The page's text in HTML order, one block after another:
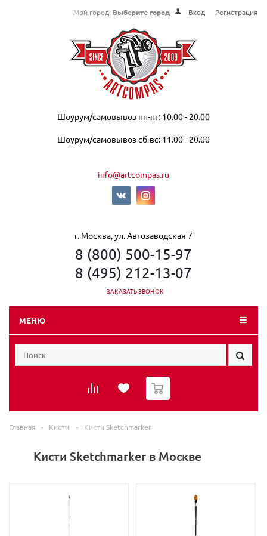
Мой город: Выберите город Вход Регистрация
Шоурум/самовывоз пн-пт: 10.00 - 20.00
Шоурум/самовывоз сб-вс: 11.00 - 20.00
info@artcompas.ru
г. Москва, ул. Автозаводская 7
8 (800) 500-15-97
8 (495) 212-13-07
ЗАКАЗАТЬ ЗВОНОК
МЕНЮ
0
Главная - Кисти - Кисти Sketchmarker
Кисти Sketchmarker в Москве